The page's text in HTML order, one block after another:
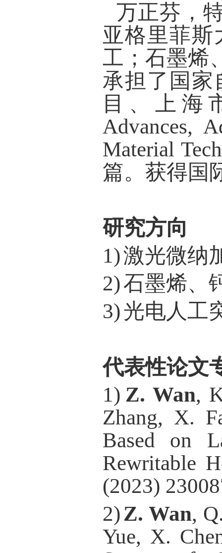
万正芬，
亚格里菲
工；石墨烯
承担了国家
目、上海
Advances,
Material
篇。获得国
研究方向
1)激光微纳
2)石墨烯、
3)光电人工
代表性论文
1) Z. Wan,
Zhang, X.
Based on
Rewritable
(2023)
2)Z. Wan,
Yue, X.